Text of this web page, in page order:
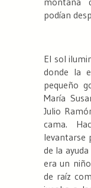
podían
El sol
donde la
pequeño
María
Julio
cama.
levantarse
de la
era un
de raíz